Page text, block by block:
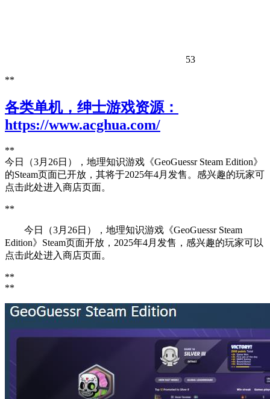
53
**
各类单机，绅士游戏资源：
https://www.acghua.com/
**
今日（3月26日），地理知识游戏《GeoGuessr Steam Edition》
的Steam页面已开放，其将于2025年4月发售。感兴趣的玩家可
点击此处进入商店页面。
**
今日（3月26日），地理知识游戏《GeoGuessr Steam
Edition》Steam页面开放，2025年4月发售，感兴趣的玩家可以
点击此处进入商店页面。
**
**